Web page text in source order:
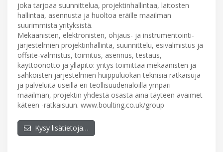
joka tarjoaa suunnittelua, projektinhallintaa, laitosten
hallintaa, asennusta ja huoltoa eräille maailman
suurimmista yrityksistä.
Mekaanisten, elektronisten, ohjaus- ja instrumentointi-
järjestelmien projektinhallinta, suunnittelu, esivalmistus ja
offsite-valmistus, toimitus, asennus, testaus,
käyttöönotto ja ylläpito: yritys toimittaa mekaanisten ja
sähköisten järjestelmien huippuluokan teknisiä ratkaisuja
ja palveluita useilla eri teollisuudenaloilla ympäri
maailman, projektin yhdestä osasta aina täyteen avaimet
käteen -ratkaisuun. www.boulting.co.uk/group
Kysy lisätietoja…